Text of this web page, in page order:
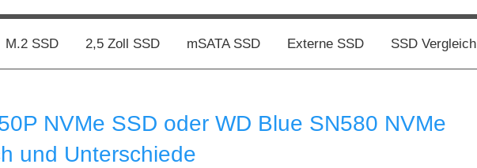
M.2 SSD 2,5 Zoll SSD mSATA SSD Externe SSD SSD Vergleich
NVMe SSD oder WD Blue SN580 NVMe
und Unterschiede